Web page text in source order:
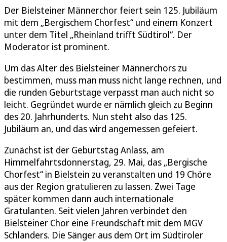
Der Bielsteiner Männerchor feiert sein 125. Jubiläum
mit dem „Bergischem Chorfest“ und einem Konzert
unter dem Titel „Rheinland trifft Südtirol“. Der
Moderator ist prominent.
Um das Alter des Bielsteiner Männerchors zu
bestimmen, muss man muss nicht lange rechnen, und
die runden Geburtstage verpasst man auch nicht so
leicht. Gegründet wurde er nämlich gleich zu Beginn
des 20. Jahrhunderts. Nun steht also das 125.
Jubiläum an, und das wird angemessen gefeiert.
Zunächst ist der Geburtstag Anlass, am
Himmelfahrtsdonnerstag, 29. Mai, das „Bergische
Chorfest“ in Bielstein zu veranstalten und 19 Chöre
aus der Region gratulieren zu lassen. Zwei Tage
später kommen dann auch internationale
Gratulanten. Seit vielen Jahren verbindet den
Bielsteiner Chor eine Freundschaft mit dem MGV
Schlanders. Die Sänger aus dem Ort im Südtiroler